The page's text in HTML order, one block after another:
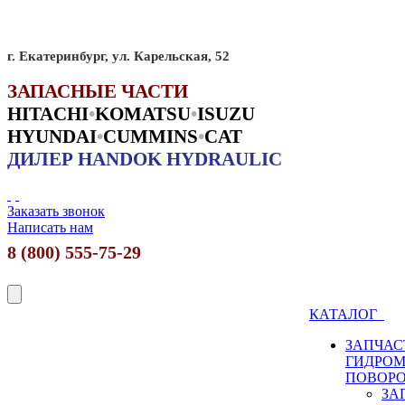
г. Екатеринбург, ул. Карельская, 52
ЗАПАСНЫЕ ЧАСТИ
HITACHI•KOMATSU•ISUZU
HYUNDAI•CUMMINS•CAT
ДИЛЕР HANDOK HYDRAULIC
Заказать звонок
Написать нам
8 (800) 555-75-29
КАТАЛОГ